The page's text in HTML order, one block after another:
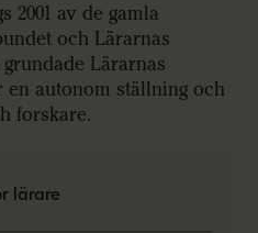
2001 av de gamla
och Lärarnas
Lärarnas
autonom ställning och
forskare.
lärare